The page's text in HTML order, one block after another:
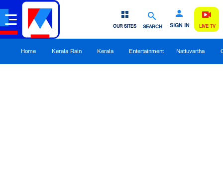
SEARCH SIGN IN
OUR SITES LIVE TV
Home Kerala Rain Kerala Entertainment Nattuvartha